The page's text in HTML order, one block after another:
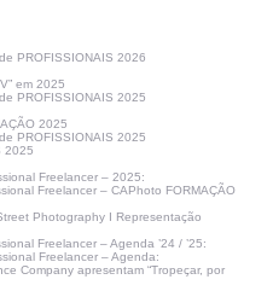
PROFISSIONAIS 2026
em 2025
PROFISSIONAIS 2025
2025
PROFISSIONAIS 2025
2025
Freelancer – 2025:
Freelancer – CAPhoto FORMAÇÃO
Photography I Representação
Freelancer – Agenda ’24 / ’25:
Freelancer – Agenda:
Company apresentam “Tropeçar, por